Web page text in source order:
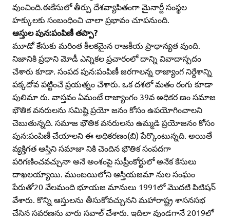
వుంచింది.ఈకేసులో తీర్పు దేశవ్యాపితంగా మైనార్టీ సంస్థల
హక్కులకు సంబంధించి చాలా ప్రభావం చూపనుంది.
ఆస్తుల పున:పంపిణీ తప్పా?
మూడో కేసుకు మరింత కీలకమైన రాజకీయ ప్రాధాన్యత వుంది.
నిజానికి ప్రధాని మోడీ ఎన్నికల ప్రచారంలో దాన్ని వివాదాస్పదం
చేశారు కూడా. సంపద పున:పంపిణీ జరగాలన్న రాజ్యాంగ నిర్దేశాన్ని
పక్కదోవ పట్టించే ప్రయత్నం చేశారు. ఒక దశలో మతం రంగు కూడా
పులిమా రు. వాస్తవం ఏమంటే రాజ్యాంగం 39వ అధికర ణం సమాజ
భౌతిక వనరులను సమిష్టి ప్రయో జనం కోసం ఉపయోగించాలని
చెబుతున్నది. సమాజ భౌతిక వనరులను ఉమ్మడి ప్రయోజనం కోసం
పున:పంపిణీ చేయాలని ఈ అధికరణం(బి) పేర్కొంటున్నది. అయితే
వ్యక్తిగత ఆస్తిని సమాజా నికి చెందిన భౌతిక సంపదగా
పరిగణించవచ్చునా అనే అంశంపై సుప్రీంకోర్టులో అనేక కేసులు
దాఖలయ్యాయి. ముంబయిలోని ఆస్తియజమా నుల సంఘం
పేరుతో20 వేలమంది భూయజ మానులు 1991లో మొదటి పిటిషన్‌
వేశారు. కొన్ని ఆస్తులను తీసుకోవచ్చునని మహారాష్ట్ర శాసనసభ
చేసిన సవరణను వారు సవాల్‌ చేశారు. ఇదిలా వుండగానే 2019లో